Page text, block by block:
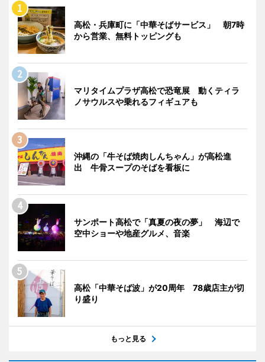
高松・兵庫町に「中華そばサービス」 朝7時
から営業、無料トッピングも
マリタイムプラザ高松で恐竜展 動くティラ
ノサウルスや乗れるフィギュアも
沖縄の「牛そば焼肉しんちゃん」が高松進
出 牛骨スープのそばを看板に
サンポート高松で「真夏の夜の夢」 海辺で
空中ショーや地産グルメ、音楽
高松「中華そば波」が20周年 78歳店主が切
り盛り
もっと見る